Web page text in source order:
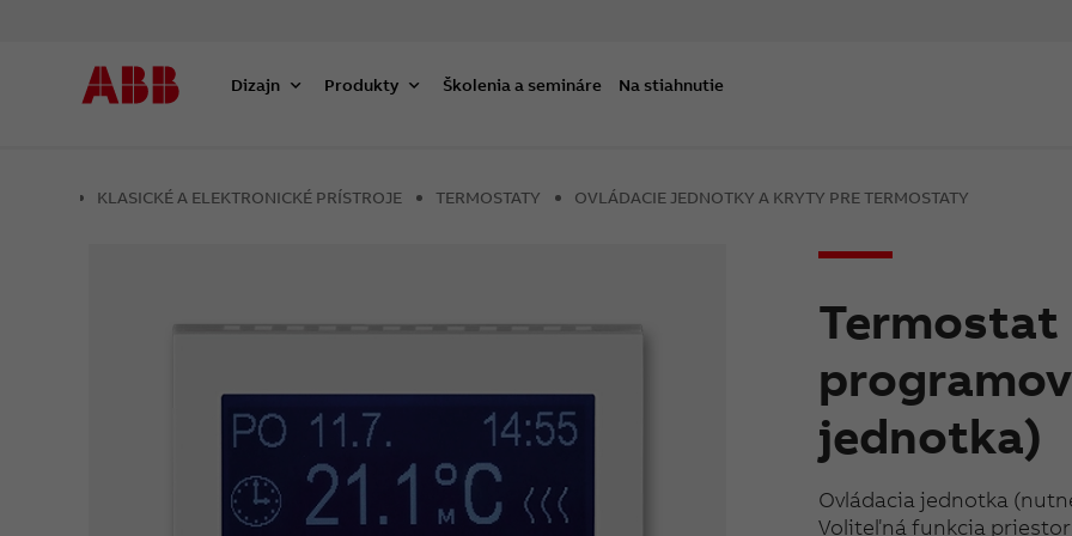
Dizajn Produkty Školenia a semináre Na stiahnutie
KLASICKÉ A ELEKTRONICKÉ PRÍSTROJE TERMOSTATY OVLÁDACIE JEDNOTKY A KRYTY PRE TERMOSTATY
Termostat
jednotka)
Ovládacia jednotka
Voliteľná funkcia